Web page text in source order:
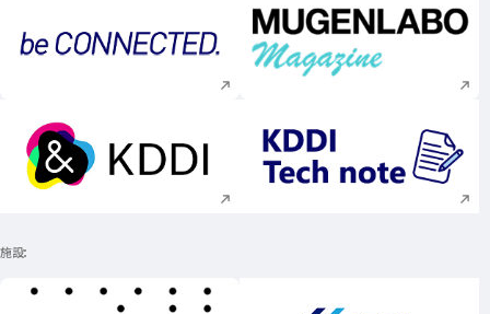
新規ウィンドウで開く 新規ウィンドウで
新規ウィンドウで開く 新規ウィンドウで
施設